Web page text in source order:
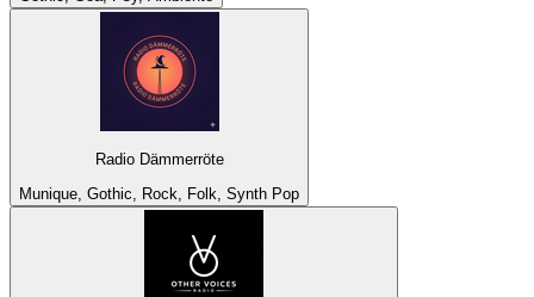
Radio Dämmerröte
Munique, Gothic, Rock, Folk, Synth Pop